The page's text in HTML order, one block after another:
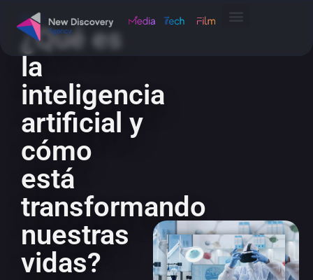
Blog
¿Qué es
la
inteligencia
artificial y
cómo
está
transformando
nuestras
vidas?